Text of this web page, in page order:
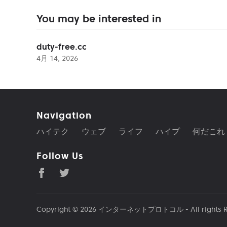
You may be interested in
duty-free.cc
4月 14, 2026
Navigation
ハイテク ウェブ ライフ ハイプ 何だこれ
Follow Us
Copyright © 2026 インターネットプロトコル - All rights